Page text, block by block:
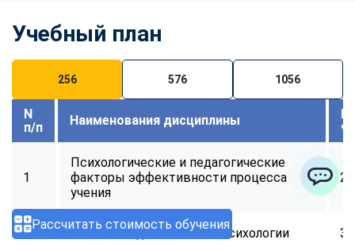
Рассчитать стоимость обучения
Учебный план
256 576 1056
N
п/п
Наименования дисциплины
1
Психологические и педагогические
факторы эффективности процесса
учения
28
2 Основы педагогической психологии 32